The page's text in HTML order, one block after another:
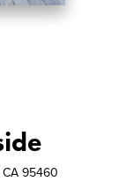
95460